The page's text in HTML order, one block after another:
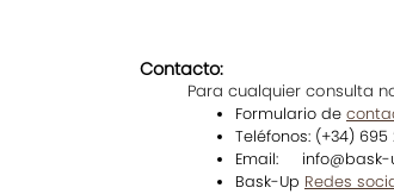
Contacto:
Para cualquier consulta
Formulario de
Teléfonos: (+34) 695
Email: info@bask-
Bask-Up Redes